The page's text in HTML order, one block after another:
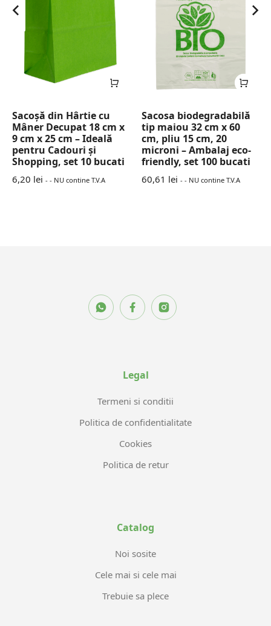
Sacoșă din Hârtie cu
Mâner Decupat 18 cm x
9 cm x 25 cm – Ideală
pentru Cadouri și
Shopping, set 10 bucati
6,20 lei - - NU contine T.V.A
Sacosa biodegradabilă
tip maiou 32 cm x 60
cm, pliu 15 cm, 20
microni – Ambalaj eco-
friendly, set 100 bucati
60,61 lei - - NU contine T.V.A
Legal
Termeni si conditii
Politica de confidentialitate
Cookies
Politica de retur
Catalog
Noi sosite
Cele mai si cele mai
Trebuie sa plece